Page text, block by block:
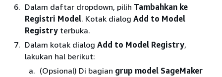
Dalam daftar dropdown, pilih Tambahkan ke
Registri Model. Kotak dialog Add to Model
Registry terbuka.
Dalam kotak dialog Add to Model Registry,
lakukan hal berikut:
(Opsional) Di bagian grup model SageMaker